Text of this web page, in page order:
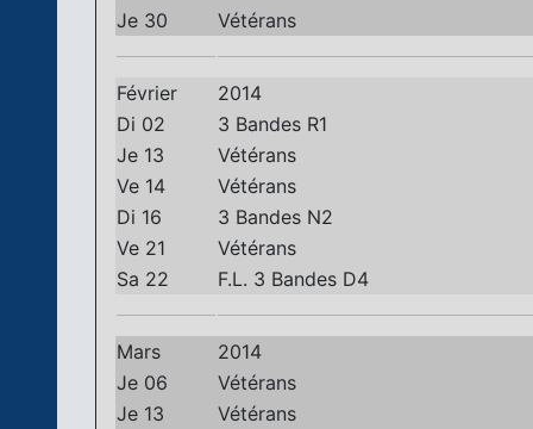
Je 30
Vétérans
Février
2014
Di 02
3 Bandes R1
Je 13
Vétérans
Ve 14
Vétérans
Di 16
3 Bandes N2
Ve 21
Vétérans
Sa 22
F.L. 3 Bandes D4
Mars
2014
Je 06
Vétérans
Je 13
Vétérans